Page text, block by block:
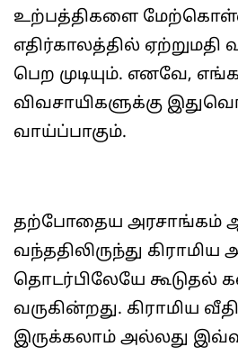
உற்பத்திகளை
எதிர்காலத்தில் ஏற்றுமதி
பெற முடியும். எனவே,
விவசாயிகளுக்கு
வாய்ப்பாகும்.
தற்போதைய அரசாங்கம்
வந்ததிலிருந்து கிராமிய
தொடர்பிலேயே கூடுதல்
வருகின்றது. கிராமிய
இருக்கலாம் அல்லது